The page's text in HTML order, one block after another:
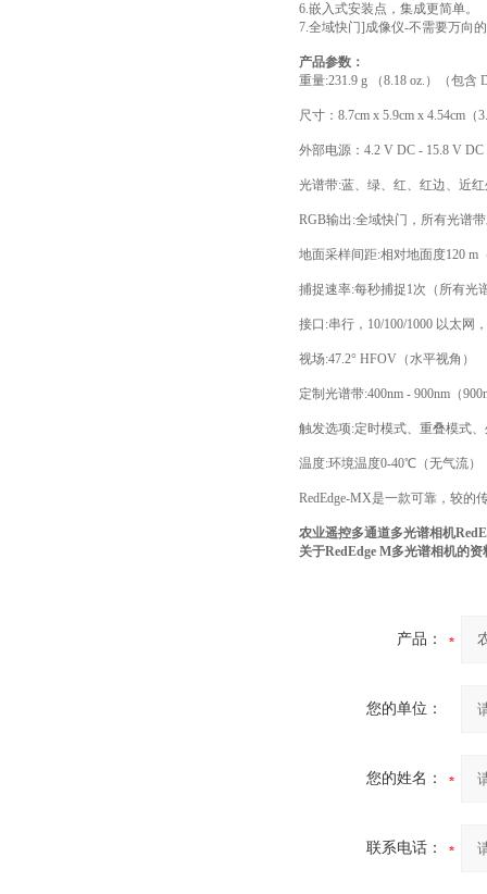
6.嵌入式安装点，集成更简单。
7.全域快门]成像仪-不需要万向
产品参数：
重量:231.9 g （8.18 oz.）（包含
尺寸：8.7cm x 5.9cm x 4.54cm（
外部电源：4.2 V DC - 15.8 V
光谱带:蓝、绿、红、红边、近
RGB输出:全域快门，所有光谱
地面采样间距:相对地面度120 m
捕捉速率:每秒捕捉1次（所有光
接口:串行，10/100/1000 以太网
视场:47.2° HFOV（水平视角）
定制光谱带:400nm - 900nm（
触发选项:定时模式、重叠模式
温度:环境温度0-40℃（无气流）
RedEdge-MX是一款可靠，较的
农业遥控多通道多光谱相机
关于RedEdge M多光谱相机的
产品：
您的单位：
您的姓名：
联系电话：